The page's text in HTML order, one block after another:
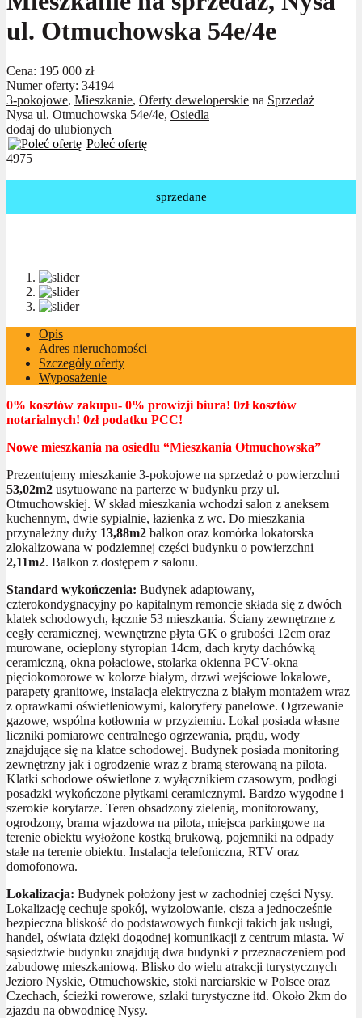
ul. Otmuchowska 54e/4e
Cena: 195 000 zł
Numer oferty: 34194
3-pokojowe, Mieszkanie, Oferty deweloperskie na Sprzedaż
Nysa ul. Otmuchowska 54e/4e, Osiedla
dodaj do ulubionych
Poleć ofertę
4975
sprzedane
Opis
Adres nieruchomości
Szczegóły oferty
Wyposażenie
0% kosztów zakupu- 0% prowizji biura! 0zł kosztów
notarialnych! 0zł podatku PCC!
Nowe mieszkania na osiedlu “Mieszkania Otmuchowska”
Prezentujemy mieszkanie 3-pokojowe na sprzedaż o powierzchni
53,02m2 usytuowane na parterze w budynku przy ul.
Otmuchowskiej. W skład mieszkania wchodzi salon z aneksem
kuchennym, dwie sypialnie, łazienka z wc. Do mieszkania
przynależny duży 13,88m2 balkon oraz komórka lokatorska
zlokalizowana w podziemnej części budynku o powierzchni
2,11m2. Balkon z dostępem z salonu.
Standard wykończenia: Budynek adaptowany,
czterokondygnacyjny po kapitalnym remoncie składa się z dwóch
klatek schodowych, łącznie 53 mieszkania. Ściany zewnętrzne z
cegły ceramicznej, wewnętrzne płyta GK o grubości 12cm oraz
murowane, ocieplony styropian 14cm, dach kryty dachówką
ceramiczną, okna połaciowe, stolarka okienna PCV-okna
pięciokomorowe w kolorze białym, drzwi wejściowe lokalowe,
parapety granitowe, instalacja elektryczna z białym montażem wraz
z oprawkami oświetleniowymi, kaloryfery panelowe. Ogrzewanie
gazowe, wspólna kotłownia w przyziemiu. Lokal posiada własne
liczniki pomiarowe centralnego ogrzewania, prądu, wody
znajdujące się na klatce schodowej. Budynek posiada monitoring
zewnętrzny jak i ogrodzenie wraz z bramą sterowaną na pilota.
Klatki schodowe oświetlone z wyłącznikiem czasowym, podłogi
posadzki wykończone płytkami ceramicznymi. Bardzo wygodne i
szerokie korytarze. Teren obsadzony zielenią, monitorowany,
ogrodzony, brama wjazdowa na pilota, miejsca parkingowe na
terenie obiektu wyłożone kostką brukową, pojemniki na odpady
stałe na terenie obiektu. Instalacja telefoniczna, RTV oraz
domofonowa.
Lokalizacja: Budynek położony jest w zachodniej części Nysy.
Lokalizację cechuje spokój, wyizolowanie, cisza a jednocześnie
bezpieczna bliskość do podstawowych funkcji takich jak usługi,
handel, oświata dzięki dogodnej komunikacji z centrum miasta. W
sąsiedztwie budynku znajdują dwa budynki z przeznaczeniem pod
zabudowę mieszkaniową. Blisko do wielu atrakcji turystycznych
Jezioro Nyskie, Otmuchowskie, stoki narciarskie w Polsce oraz
Czechach, ścieżki rowerowe, szlaki turystyczne itd. Około 2km do
zjazdu na obwodnicę Nysy.